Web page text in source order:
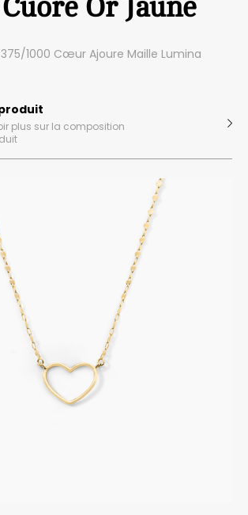
Or Jaune
1000 Cœur Ajoure Maille Lumina
plus sur la composition